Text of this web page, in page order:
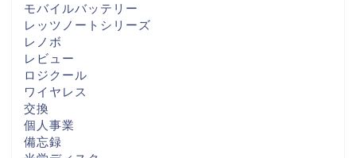
モバイルバッテリー
レッツノートシリーズ
レノボ
レビュー
ロジクール
ワイヤレス
交換
個人事業
備忘録